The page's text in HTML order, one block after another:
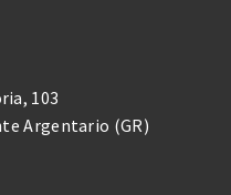
103
Argentario (GR)